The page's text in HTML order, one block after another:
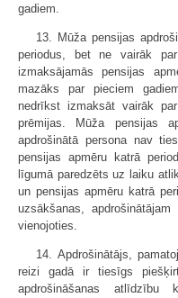
gadiem.
13. Mūža pensijas
periodus, bet ne vairāk
izmaksājamās pensijas
mazāks par pieciem
nedrīkst izmaksāt vairāk
prēmijas. Mūža pensijas
apdrošinātā persona nav
pensijas apmēru katrā
līgumā paredzēts uz laiku
un pensijas apmēru katrā
uzsākšanas,
vienojoties.
14. Apdrošinātājs,
reizi gadā ir tiesīgs
apdrošināšanas atlīdzību